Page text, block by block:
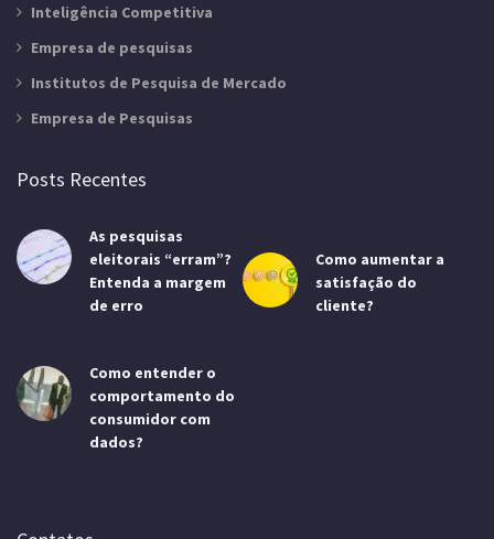
Inteligência Competitiva
Empresa de pesquisas
Institutos de Pesquisa de Mercado
Empresa de Pesquisas
Posts Recentes
As pesquisas
eleitorais “erram”?
Entenda a margem
de erro
Como aumentar a
satisfação do
cliente?
Como entender o
comportamento do
consumidor com
dados?